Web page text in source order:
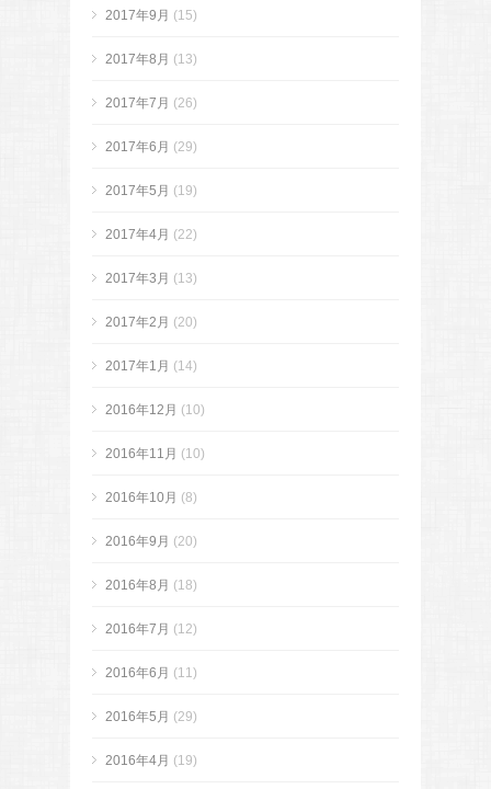
2017年9月 (15)
2017年8月 (13)
2017年7月 (26)
2017年6月 (29)
2017年5月 (19)
2017年4月 (22)
2017年3月 (13)
2017年2月 (20)
2017年1月 (14)
2016年12月 (10)
2016年11月 (10)
2016年10月 (8)
2016年9月 (20)
2016年8月 (18)
2016年7月 (12)
2016年6月 (11)
2016年5月 (29)
2016年4月 (19)